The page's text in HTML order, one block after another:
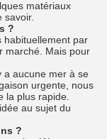
matériaux
savoir.
?
habituellement par
marché. Mais pour
a aucune mer à se
urgente, nous
la plus rapide.
au sujet du
?